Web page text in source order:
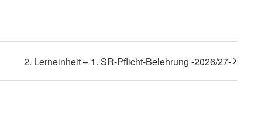
2. Lerneinheit – 1. SR-Pflicht-Belehrung -2026/27-